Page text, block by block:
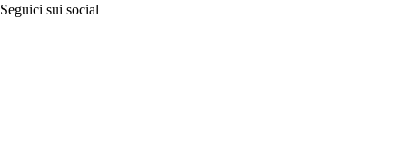
Seguici sui social